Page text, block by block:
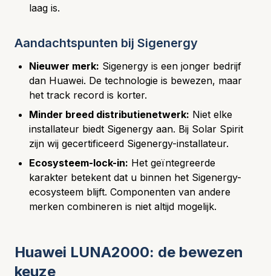
laag is.
Aandachtspunten bij Sigenergy
Nieuwer merk: Sigenergy is een jonger bedrijf
dan Huawei. De technologie is bewezen, maar
het track record is korter.
Minder breed distributienetwerk: Niet elke
installateur biedt Sigenergy aan. Bij Solar Spirit
zijn wij gecertificeerd Sigenergy-installateur.
Ecosysteem-lock-in: Het geïntegreerde
karakter betekent dat u binnen het Sigenergy-
ecosysteem blijft. Componenten van andere
merken combineren is niet altijd mogelijk.
Huawei LUNA2000: de bewezen
keuze